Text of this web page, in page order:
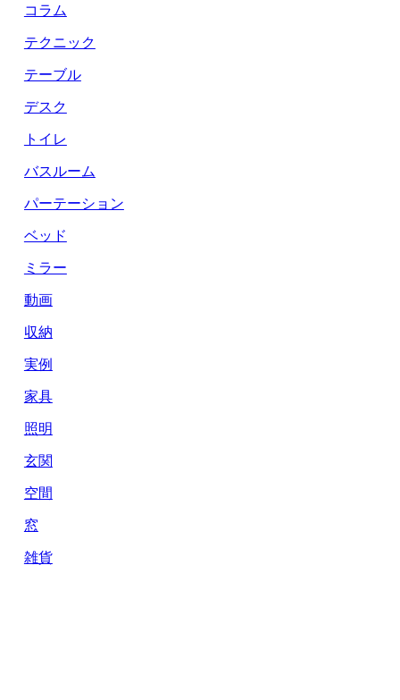
コラム
テクニック
テーブル
デスク
トイレ
バスルーム
パーテーション
ベッド
ミラー
動画
収納
実例
家具
照明
玄関
空間
窓
雑貨